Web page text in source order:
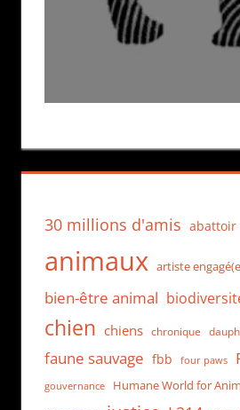
30 millions d'amis abattoir
animaux artiste
bien-être animal
chien chiens chronique
faune sauvage fbb four paws
gouvernance Humane World for